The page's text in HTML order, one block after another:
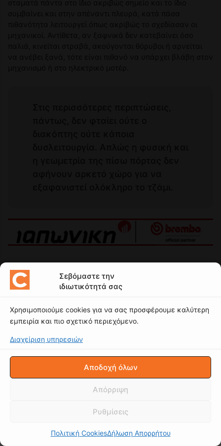
Σεβόμαστε την
ιδιωτικότητά σας
Χρησιμοποιούμε cookies για να σας προσφέρουμε καλύτερη
εμπειρία και πιο σχετικό περιεχόμενο.
Διαχείριση υπηρεσιών
Αποδοχή όλων
Απόρριψη
Ρυθμίσεις
Πολιτική CookiesΔήλωση Απορρήτου